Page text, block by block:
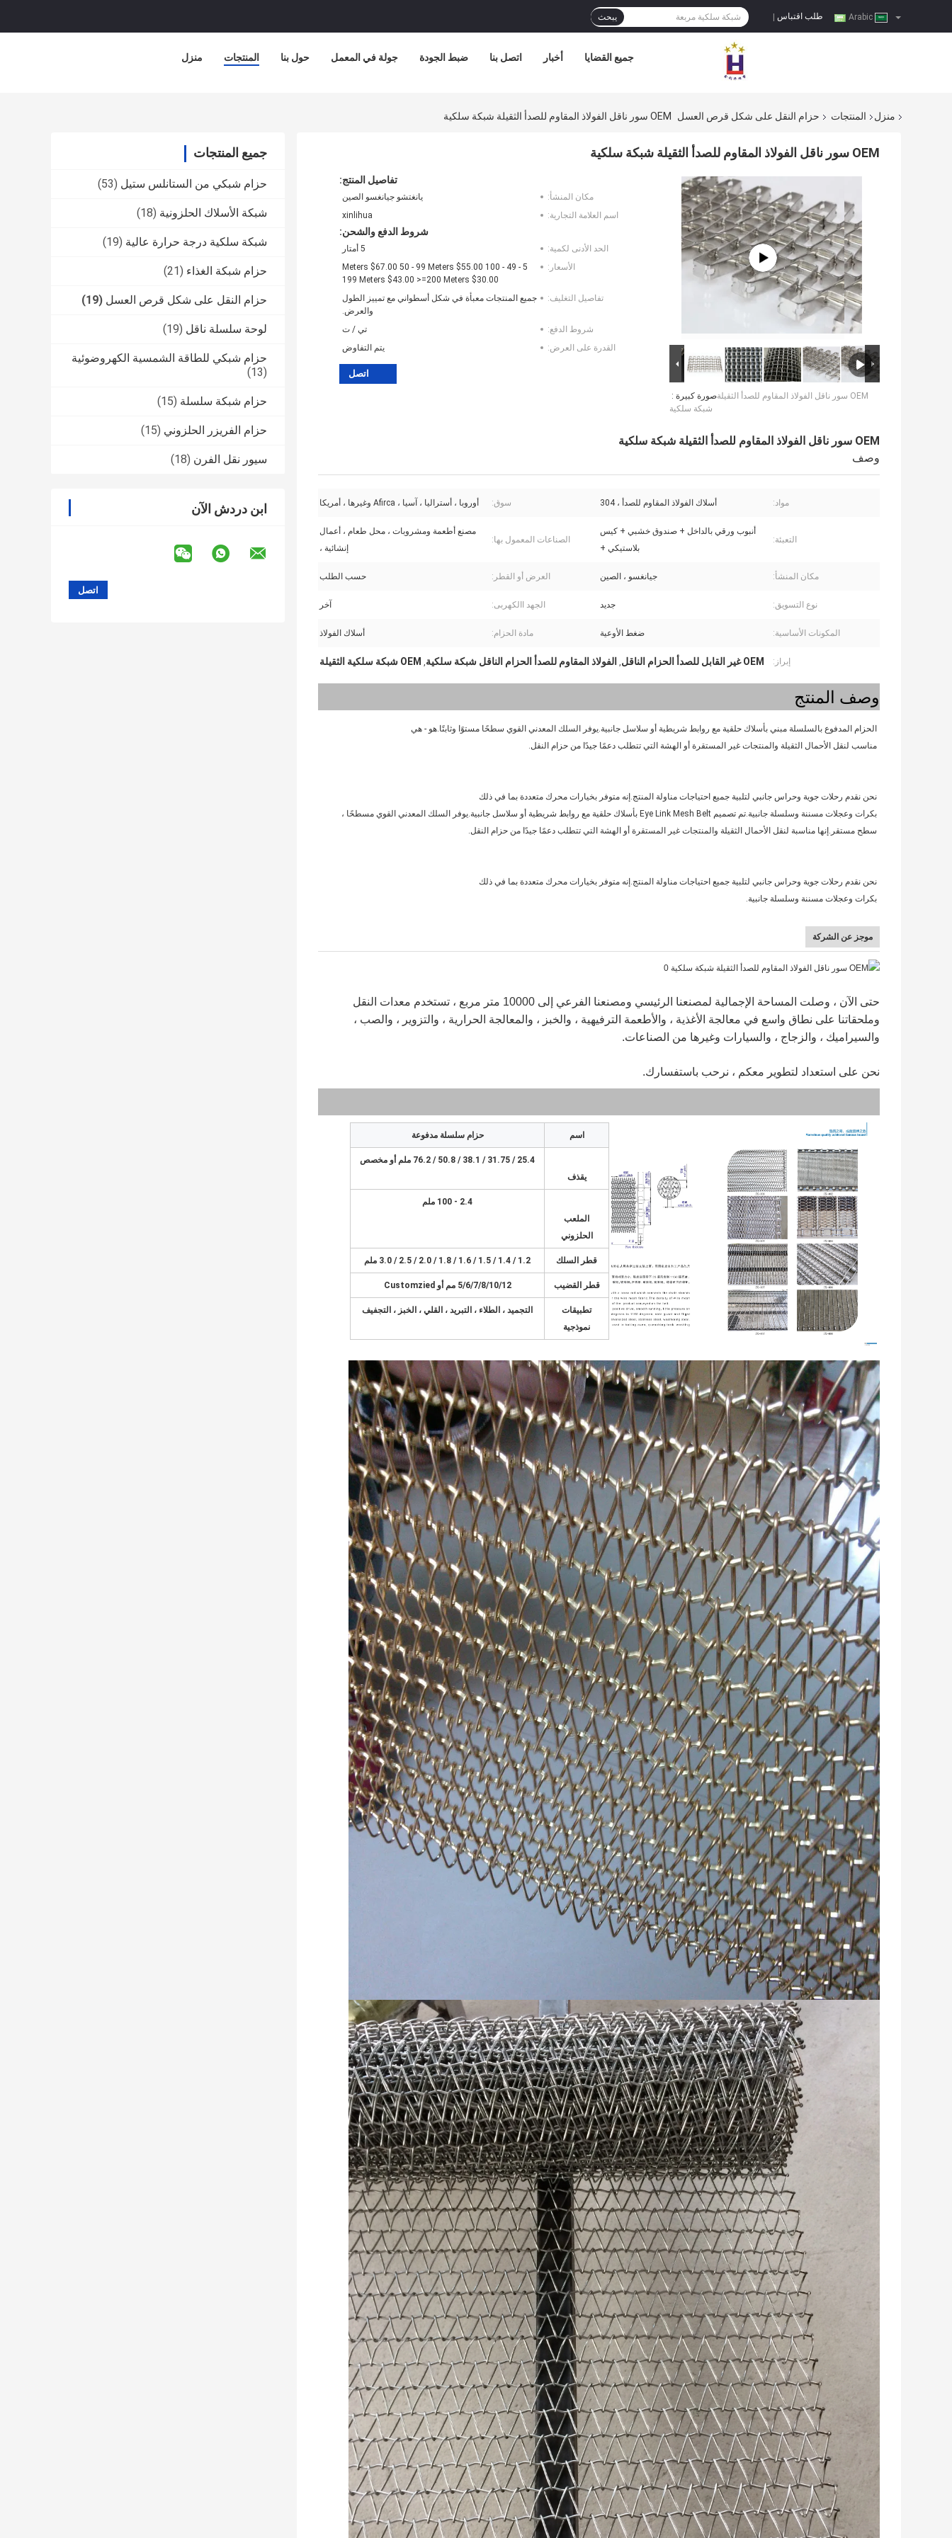
طلب اقتباس يبحث
منزل المنتجات حول بنا جولة في المعمل ضبط الجودة اتصل بنا أخبار جميع القضايا
منزل المنتجات حزام النقل على شكل قرص العسل OEM سور ناقل الفولاذ المقاوم للصدأ الثقيلة شبكة سلكية
جميع المنتجات
حزام شبكي من الستانلس ستيل (53)
شبكة الأسلاك الحلزونية (18)
شبكة سلكية درجة حرارة عالية (19)
حزام شبكة الغذاء (21)
حزام النقل على شكل قرص العسل (19)
لوحة سلسلة ناقل (19)
حزام شبكي للطاقة الشمسية الكهروضوئية
(13)
حزام شبكة سلسلة (15)
حزام الفريزر الحلزوني (15)
سيور نقل الفرن (18)
ابن دردش الآن
OEM سور ناقل الفولاذ المقاوم للصدأ الثقيلة شبكة سلكية
صورة كبيرة :OEM سور ناقل الفولاذ المقاوم للصدأ الثقيلة
شبكة سلكية
تفاصيل المنتج:
مكان المنشأ:
يانغتشو جيانغسو الصين
اسم العلامة التجارية:
xinlihua
شروط الدفع والشحن:
الحد الأدنى لكمية:
5 أمتار
الأسعار:
5 - 49 Meters $67.00 50 - 99 Meters $55.00 100 -
199 Meters $43.00 >=200 Meters $30.00
تفاصيل التغليف:
جميع المنتجات معبأة في شكل أسطواني مع تمييز الطول
والعرض.
شروط الدفع:
تي / ت
القدرة على العرض:
يتم التفاوض
اتصل
OEM سور ناقل الفولاذ المقاوم للصدأ الثقيلة شبكة سلكية
وصف
مواد: أسلاك الفولاذ المقاوم للصدأ ، 304 سوق: أوروبا ، أستراليا ، آسيا ، Afirca وغيرها ، أمريكا
التعبئة:
أنبوب ورقي بالداخل + صندوق خشبي + كيس
بلاستيكي +
الصناعات المعمول بها:
مصنع أطعمة ومشروبات ، محل طعام ، أعمال
إنشائية ،
مكان المنشأ: جيانغسو ، الصين العرض أو القطر: حسب الطلب
نوع التسويق: جديد الجهد االكهربى: آخر
المكونات الأساسية: ضغط الأوعية مادة الحزام: أسلاك الفولاذ
إبراز: OEM غير القابل للصدأ الحزام الناقل , الفولاذ المقاوم للصدأ الحزام الناقل شبكة سلكية, OEM شبكة سلكية الثقيلة
وصف المنتج
الحزام المدفوع بالسلسلة مبني بأسلاك حلقية مع روابط شريطية أو سلاسل جانبية.يوفر السلك المعدني القوي سطحًا مستوًا وثابتًا.هو - هي
مناسب لنقل الأحمال الثقيلة والمنتجات غير المستقرة أو الهشة التي تتطلب دعمًا جيدًا من حزام النقل.
نحن نقدم رحلات جوية وحراس جانبي لتلبية جميع احتياجات مناولة المنتج.إنه متوفر بخيارات محرك متعددة بما في ذلك
بكرات وعجلات مسننة وسلسلة جانبية.تم تصميم Eye Link Mesh Belt بأسلاك حلقية مع روابط شريطية أو سلاسل جانبية.يوفر السلك المعدني القوي مسطحًا ،
سطح مستقر.إنها مناسبة لنقل الأحمال الثقيلة والمنتجات غير المستقرة أو الهشة التي تتطلب دعمًا جيدًا من حزام النقل.
نحن نقدم رحلات جوية وحراس جانبي لتلبية جميع احتياجات مناولة المنتج.إنه متوفر بخيارات محرك متعددة بما في ذلك
بكرات وعجلات مسننة وسلسلة جانبية.
موجز عن الشركة
حتى الآن ، وصلت المساحة الإجمالية لمصنعنا الرئيسي ومصنعنا الفرعي إلى 10000 متر مربع ، تستخدم معدات النقل
وملحقاتنا على نطاق واسع في معالجة الأغذية ، والأطعمة الترفيهية ، والخبز ، والمعالجة الحرارية ، والتزوير ، والصب ،
والسيراميك ، والزجاج ، والسيارات وغيرها من الصناعات.
نحن على استعداد لتطوير معكم ، نرحب باستفسارك.
اسم حزام سلسلة مدفوعة
يقذف
25.4 / 31.75 / 38.1 / 50.8 / 76.2 ملم أو مخصص
الملعب
الحلزوني
2.4 - 100 ملم
قطر السلك 1.2 / 1.4 / 1.5 / 1.6 / 1.8 / 2.0 / 2.5 / 3.0 ملم
قطر القضيب 5/6/7/8/10/12 مم أو Customzied
تطبيقات
نموذجية
التجميد ، الطلاء ، التبريد ، القلي ، الخبز ، التجفيف